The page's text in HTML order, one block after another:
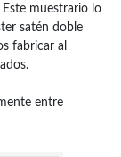
muestrario lo
satén doble
fabricar al
entre